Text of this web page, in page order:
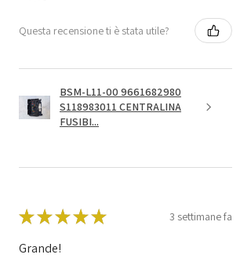
Questa recensione ti è stata utile?
BSM-L11-00 9661682980
S118983011 CENTRALINA
FUSIBI...
★★★★★ 3 settimane fa
Grande!